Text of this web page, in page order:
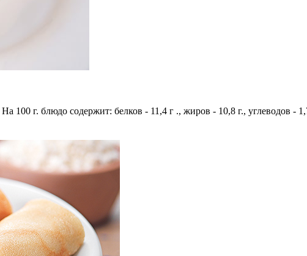
100 г. блюдо содержит: белков - 11,4 г ., жиров - 10,8 г., углеводов -